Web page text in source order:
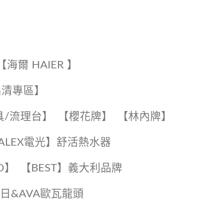
爾 HAIER 】
專區】
/流理台】 【櫻花牌】 【林內牌】
ALEX電光】舒活熱水器️️
️【BEST】️義大利品牌
&AVA歐瓦龍頭